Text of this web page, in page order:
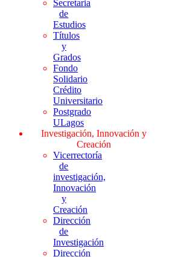
Secretaria
de
Estudios
Títulos
y
Grados
Fondo
Solidario
Crédito
Universitario
Postgrado
ULagos
Investigación, Innovación y
Creación
Vicerrectoría
de
investigación,
Innovación
y
Creación
Dirección
de
Investigación
Dirección